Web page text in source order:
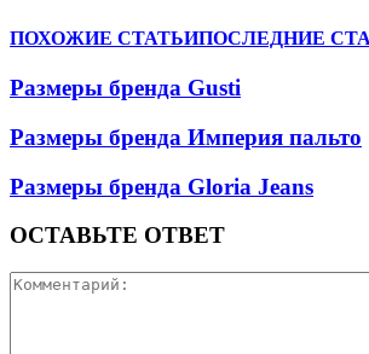
ПОХОЖИЕ СТАТЬИПОСЛЕДНИЕ
Размеры бренда Gusti
Размеры бренда Империя пальто
Размеры бренда Gloria Jeans
ОСТАВЬТЕ ОТВЕТ